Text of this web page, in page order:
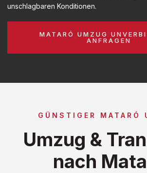
unschlagbaren Konditionen.
MATARÓ UMZUG
ANFRAGEN
GÜNSTIGER MATARÓ
Umzug &
nach